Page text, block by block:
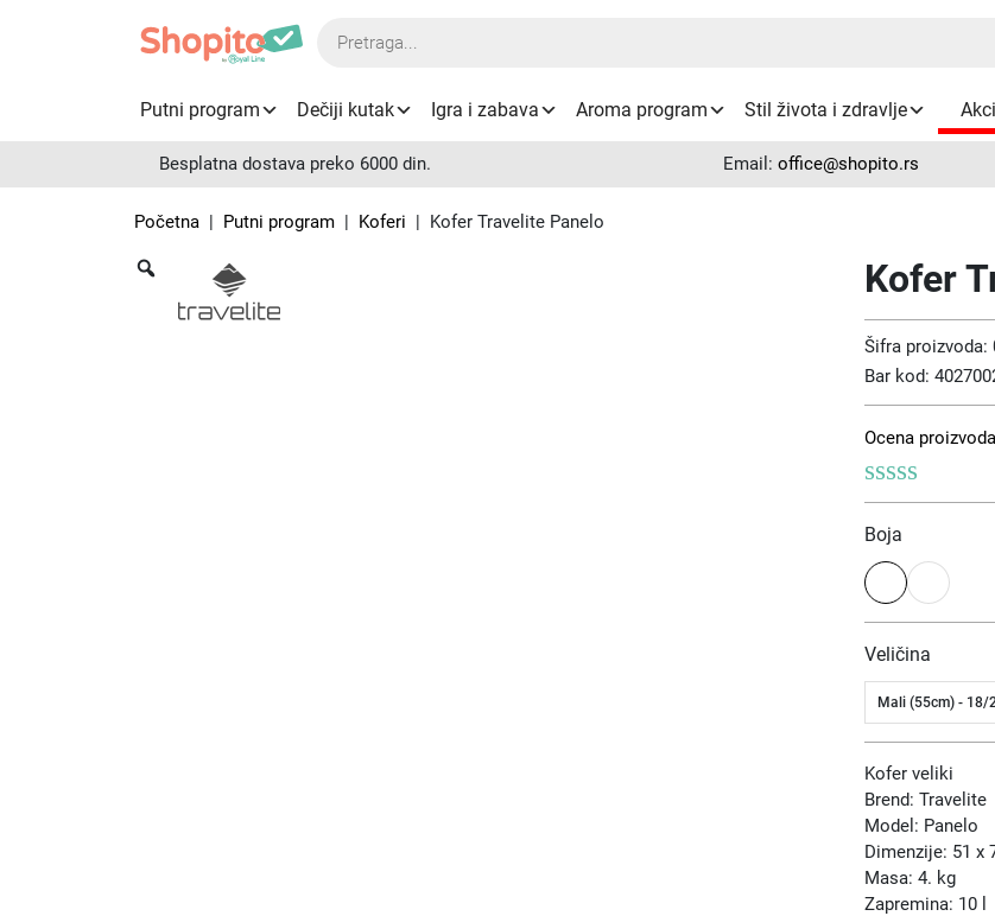
Products
Putni program Dečiji kutak Igra i zabava Aroma program Stil života i zdravlje
Besplatna dostava preko 6000 din. Email: office@shopito.rs
Početna | Putni program | Koferi | Kofer Travelite Panelo
Zoom Kofer
Bar kod:
Šifra proizvoda:
Ocena
Boja
Veličina
Mali (55cm) - 18/
Kofer veliki
Brend: Travelite
Model: Panelo
Dimenzije: 51 x
Masa: 4. kg
Zapremina: 10 l